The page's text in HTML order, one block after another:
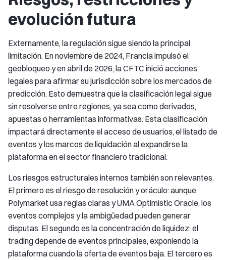
evolución futura
Externamente, la regulación sigue siendo la principal
limitación. En noviembre de 2024, Francia impulsó el
geobloqueo y en abril de 2026, la CFTC inició acciones
legales para afirmar su jurisdicción sobre los mercados de
predicción. Esto demuestra que la clasificación legal sigue
sin resolverse entre regiones, ya sea como derivados,
apuestas o herramientas informativas. Esta clasificación
impactará directamente el acceso de usuarios, el listado de
eventos y los marcos de liquidación al expandirse la
plataforma en el sector financiero tradicional.
Los riesgos estructurales internos también son relevantes.
El primero es el riesgo de resolución y oráculo: aunque
Polymarket usa reglas claras y UMA Optimistic Oracle, los
eventos complejos y la ambigüedad pueden generar
disputas. El segundo es la concentración de liquidez: el
trading depende de eventos principales, exponiendo la
plataforma cuando la oferta de eventos baja. El tercero es